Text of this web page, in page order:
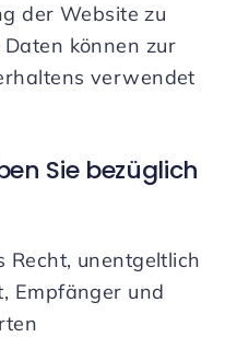
der Website zu
können zur
verwendet
Sie bezüglich
Recht, unentgeltlich
Empfänger und